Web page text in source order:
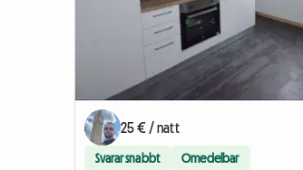
25 € / natt
Svarar snabbt Omedelbar